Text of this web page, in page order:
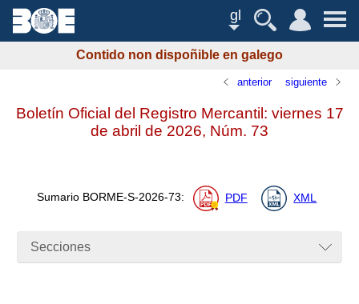
gl
Contido non dispoñible en galego
anterior siguiente
Boletín Oficial del Registro Mercantil: viernes 17
de abril de 2026, Núm. 73
Sumario BORME-S-2026-73: PDF XML
Secciones